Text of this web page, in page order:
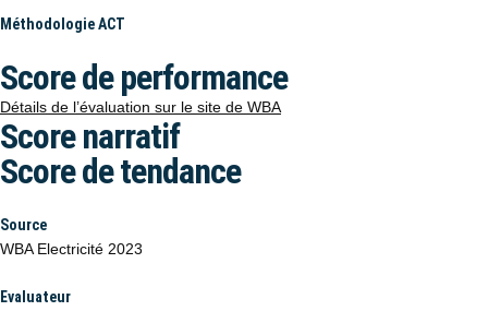
Méthodologie ACT
Score de performance
Détails de l’évaluation sur le site de WBA
Score narratif
Score de tendance
Source
WBA Electricité 2023
Evaluateur